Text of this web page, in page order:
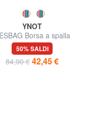
YNOT
Borsa a spalla
50% SALDI
84,90 € 42,45 €